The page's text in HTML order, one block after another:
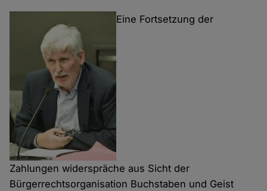
Eine Fortsetzung der
Zahlungen widerspräche aus Sicht der
Bürgerrechtsorganisation Buchstaben und Geist